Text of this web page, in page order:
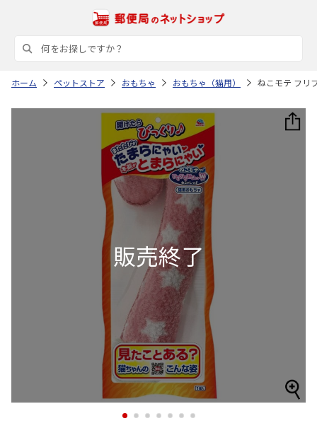
ホーム ペットストア おもちゃ おもちゃ（猫用） ねこモテ フリ
1 2 3 4 5 6 7